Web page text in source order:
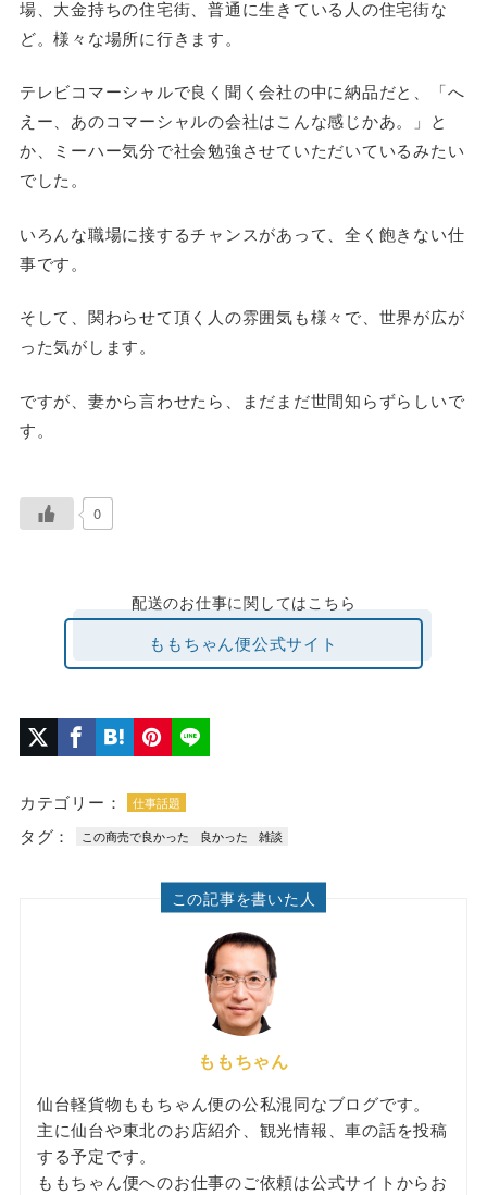
場、大金持ちの住宅街、普通に生きている人の住宅街な
ど。様々な場所に行きます。
テレビコマーシャルで良く聞く会社の中に納品だと、「へ
えー、あのコマーシャルの会社はこんな感じかあ。」と
か、ミーハー気分で社会勉強させていただいているみたい
でした。
いろんな職場に接するチャンスがあって、全く飽きない仕
事です。
そして、関わらせて頂く人の雰囲気も様々で、世界が広が
った気がします。
ですが、妻から言わせたら、まだまだ世間知らずらしいで
す。
0
配送のお仕事に関してはこちら
ももちゃん便公式サイト
カテゴリー： 仕事話題
タグ： この商売で良かった 良かった 雑談
この記事を書いた人
ももちゃん
仙台軽貨物ももちゃん便の公私混同なブログです。
主に仙台や東北のお店紹介、観光情報、車の話を投稿
する予定です。
ももちゃん便へのお仕事のご依頼は公式サイトからお